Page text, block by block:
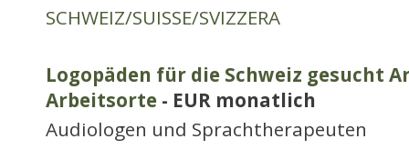
SCHWEIZ/SUISSE/SVIZZERA
Logopäden für die Schweiz gesucht
Arbeitsorte - EUR monatlich
Audiologen und Sprachtherapeuten